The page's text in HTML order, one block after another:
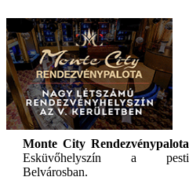
Monte City Rendezvénypalota
Esküvőhelyszín a pesti
Belvárosban.